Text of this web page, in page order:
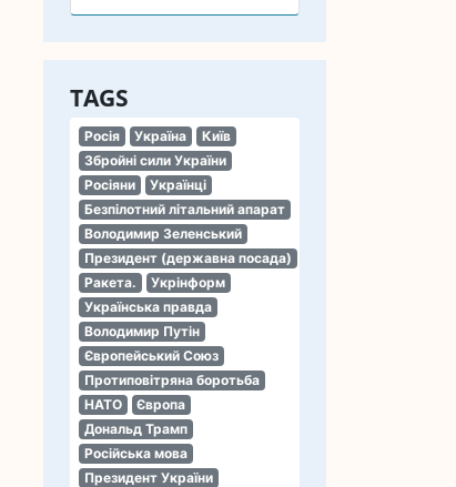
TAGS
Росія Україна
Київ
Збройні сили України
Росіяни
Українці
Безпілотний літальний апарат
Володимир Зеленський
Президент (державна посада)
Ракета.
Укрінформ
Українська правда
Володимир Путін
Європейський Союз
Протиповітряна боротьба
НАТО
Європа
Дональд Трамп
Російська мова
Президент України